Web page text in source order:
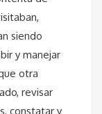
siendo
y manejar
otra
revisar
constatar y